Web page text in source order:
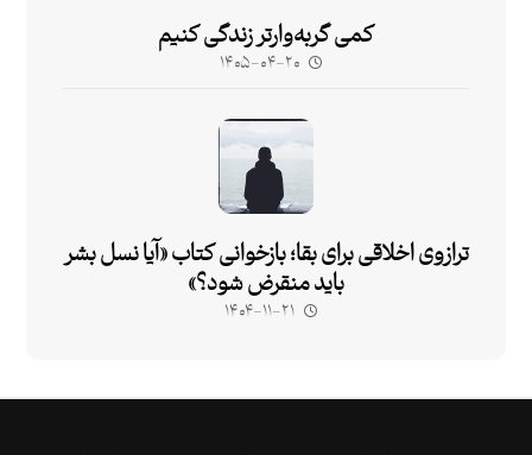
کمی گربه‌وارتر زندگی کنیم
۱۴۰۵-۰۴-۲۰
ترازوی اخلاقی برای بقا؛ بازخوانی کتاب «آیا نسل بشر
باید منقرض شود؟»
۱۴۰۴-۱۱-۲۱